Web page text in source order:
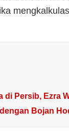
di Persib, Ezra
Bojan